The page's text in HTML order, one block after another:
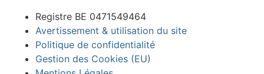
Registre BE 0471549464
Avertissement & utilisation du site
Politique de confidentialité
Gestion des Cookies (EU)